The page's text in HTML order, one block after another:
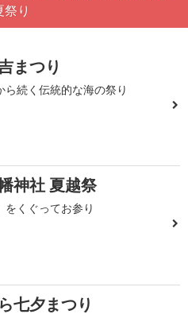
り
まつり
ら続く伝統的な海の祭り
神社 夏越祭
をくぐってお参り
七夕まつり